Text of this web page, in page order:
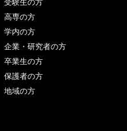
受験生の方
高専の方
学内の方
企業・研究者の方
卒業生の方
保護者の方
地域の方